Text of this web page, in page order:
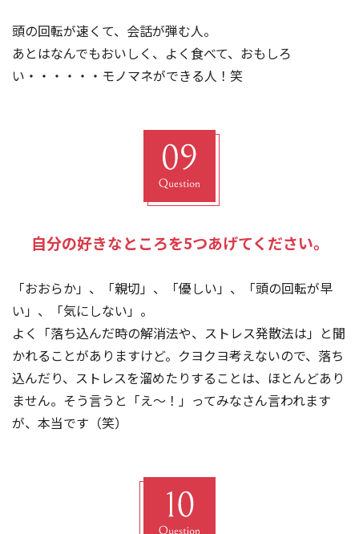
頭の回転が速くて、会話が弾む人。
あとはなんでもおいしく、よく食べて、おもしろ
い・・・・・・モノマネができる人！笑
自分の好きなところを5つあげてください。
「おおらか」、「親切」、「優しい」、「頭の回転が早
い」、「気にしない」。
よく「落ち込んだ時の解消法や、ストレス発散法は」と聞
かれることがありますけど。クヨクヨ考えないので、落ち
込んだり、ストレスを溜めたりすることは、ほとんどあり
ません。そう言うと「え～！」ってみなさん言われます
が、本当です（笑）